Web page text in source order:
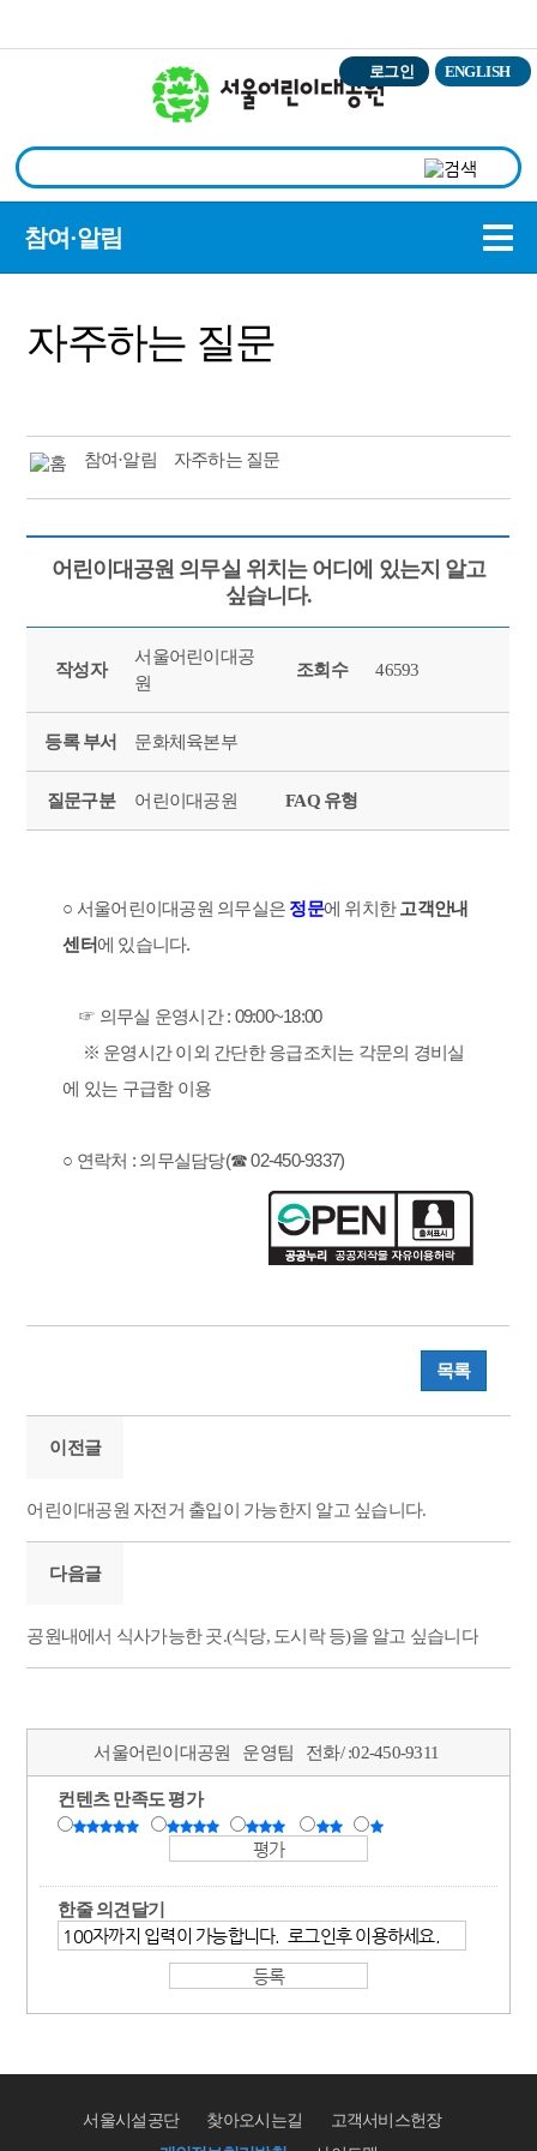
로그인 ENGLISH
참여·알림
자주하는 질문
참여·알림 자주하는 질문
어린이대공원 의무실 위치는 어디에 있는지 알고
싶습니다.
작성자
서울어린이대공
원
조회수 46593
등록 부서 문화체육본부
질문구분 어린이대공원 FAQ 유형
○ 서울어린이대공원 의무실은 정문에 위치한 고객안내
센터에 있습니다.
☞ 의무실 운영시간 : 09:00~18:00
※ 운영시간 이외 간단한 응급조치는 각문의 경비실
에 있는 구급함 이용
○ 연락처 : 의무실담당(☎ 02-450-9337)
목록
이전글
어린이대공원 자전거 출입이 가능한지 알고 싶습니다.
다음글
공원내에서 식사가능한 곳.(식당, 도시락 등)을 알고 싶습니다
서울어린이대공원 운영팀 전화/ :02-450-9311
컨텐츠 만족도 평가
한줄 의견달기
서울시설공단 찾아오시는길
고객서비스헌장